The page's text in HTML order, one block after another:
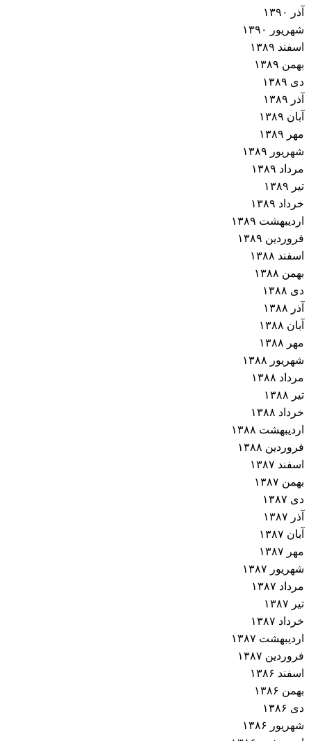
آذر ۱۳۹۰
شهریور ۱۳۹۰
اسفند ۱۳۸۹
بهمن ۱۳۸۹
دی ۱۳۸۹
آذر ۱۳۸۹
آبان ۱۳۸۹
مهر ۱۳۸۹
شهریور ۱۳۸۹
مرداد ۱۳۸۹
تیر ۱۳۸۹
خرداد ۱۳۸۹
اردیبهشت ۱۳۸۹
فروردین ۱۳۸۹
اسفند ۱۳۸۸
بهمن ۱۳۸۸
دی ۱۳۸۸
آذر ۱۳۸۸
آبان ۱۳۸۸
مهر ۱۳۸۸
شهریور ۱۳۸۸
مرداد ۱۳۸۸
تیر ۱۳۸۸
خرداد ۱۳۸۸
اردیبهشت ۱۳۸۸
فروردین ۱۳۸۸
اسفند ۱۳۸۷
بهمن ۱۳۸۷
دی ۱۳۸۷
آذر ۱۳۸۷
آبان ۱۳۸۷
مهر ۱۳۸۷
شهریور ۱۳۸۷
مرداد ۱۳۸۷
تیر ۱۳۸۷
خرداد ۱۳۸۷
اردیبهشت ۱۳۸۷
فروردین ۱۳۸۷
اسفند ۱۳۸۶
بهمن ۱۳۸۶
دی ۱۳۸۶
شهریور ۱۳۸۶